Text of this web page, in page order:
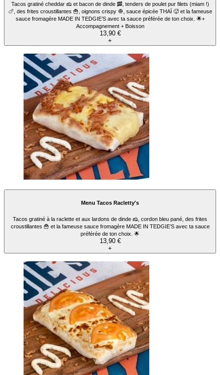
Tacos gratiné cheddar 🧀 et bacon de dinde 🥓, tenders de poulet pur filets (miam !)
🍗, des frites croustillantes 🍟, oignons crispy 🧅, sauce épicée THAÏ 🥵 et la fameuse
sauce fromagère MADE IN TEDGIE’S avec ta sauce préférée de ton choix. 🌟+
Accompagnement + Boisson
13,90 €
+
Menu Tacos Racletty's
Tacos gratiné à la raclette et aux lardons de dinde 🧀, cordon bleu pané, des frites
croustillantes 🍟 et la fameuse sauce fromagère MADE IN TEDGIE’S avec ta sauce
préférée de ton choix. 🌟
13,90 €
+